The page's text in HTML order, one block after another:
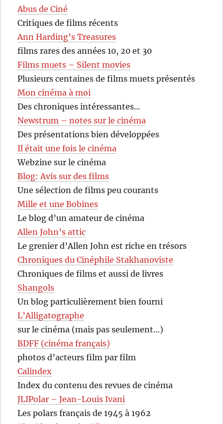
Abus de Ciné
Critiques de films récents
Ann Harding’s Treasures
films rares des années 10, 20 et 30
Films muets – Silent movies
Plusieurs centaines de films muets présentés
Mon cinéma à moi
Des chroniques intéressantes…
Newstrum – notes sur le cinéma
Des présentations bien développées
Il était une fois le cinéma
Webzine sur le cinéma
Blog: Avis sur des films
Une sélection de films peu courants
Mille et une Bobines
Le blog d’un amateur de cinéma
Allen John’s attic
Le grenier d’Allen John est riche en trésors
Chroniques du Cinéphile Stakhanoviste
Chroniques de films et aussi de livres
Shangols
Un blog particulièrement bien fourni
L’Alligatographe
sur le cinéma (mais pas seulement…)
BDFF (cinéma français)
photos d’acteurs film par film
Calindex
Index du contenu des revues de cinéma
JLIPolar – Jean-Louis Ivani
Les polars français de 1945 à 1962